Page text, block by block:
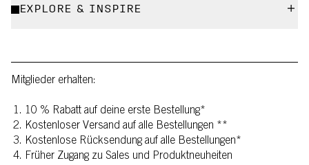
EXPLORE & INSPIRE
Mitglieder erhalten:
10 % Rabatt auf deine erste Bestellung*
Kostenloser Versand auf alle Bestellungen **
Kostenlose Rücksendung auf alle Bestellungen*
Früher Zugang zu Sales und Produktneuheiten